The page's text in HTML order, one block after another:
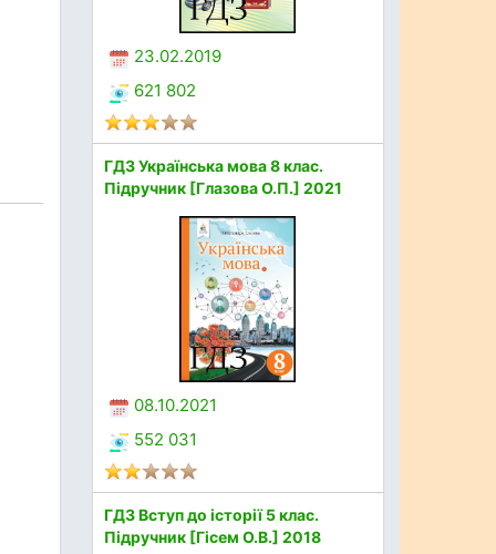
23.02.2019
621 802
ГДЗ Українська мова 8 клас.
Підручник [Глазова О.П.] 2021
08.10.2021
552 031
ГДЗ Вступ до історії 5 клас.
Підручник [Гісем О.В.] 2018